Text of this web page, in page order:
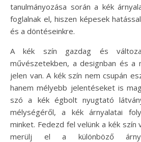
tanulmányozása során a kék
foglalnak el, hiszen képesek
és a döntéseinkre.
A kék szín gazdag és
művészetekben, a designban és a
jelen van. A kék szín nem csupán
hanem mélyebb jelentéseket is
szó a kék égbolt nyugtató
mélységéről, a kék árnyalatai
minket. Fedezd fel velünk a kék szín
merülj el a különböző